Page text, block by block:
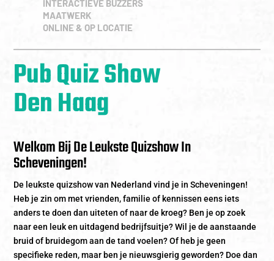
INTERACTIEVE BUZZERS
MAATWERK
ONLINE & OP LOCATIE
Pub Quiz Show
Den Haag
Welkom Bij De Leukste Quizshow In
Scheveningen!
De leukste quizshow van Nederland vind je in Scheveningen!
Heb je zin om met vrienden, familie of kennissen eens iets
anders te doen dan uiteten of naar de kroeg? Ben je op zoek
naar een leuk en uitdagend bedrijfsuitje? Wil je de aanstaande
bruid of bruidegom aan de tand voelen? Of heb je geen
specifieke reden, maar ben je nieuwsgierig geworden? Doe dan